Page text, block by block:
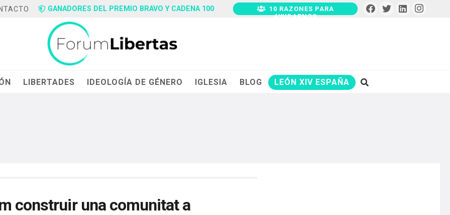
GANADORES DEL PREMIO BRAVO Y CADENA 100
10 RAZONES PARA
AYUDARNOS
LIBERTADES IDEOLOGÍA DE GÉNERO IGLESIA BLOG LEÓN XIV ESPAÑA
construir una comunitat a